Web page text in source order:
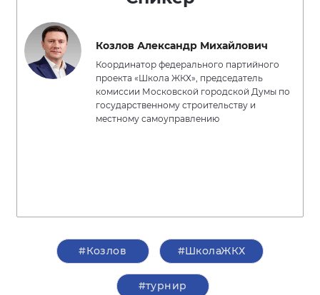
Козлов Александр Михайлович
Координатор федерального партийного
проекта «Школа ЖКХ», председатель
комиссии Московской городской Думы по
государственному строительству и
местному самоуправлению
#Козлов #ШколаЖКХ
#турнир